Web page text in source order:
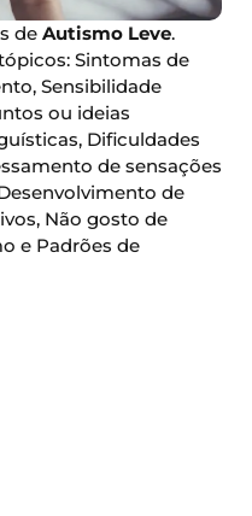
de Autismo Leve.
Sintomas de
Sensibilidade
ou ideias
Dificuldades
de sensações
de
Não gosto de
e Padrões de